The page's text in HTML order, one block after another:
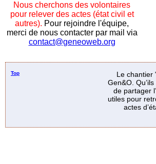
Nous cherchons des volontaires
pour relever des actes (état civil et
autres). Pour rejoindre l'équipe,
merci de nous contacter par mail via
contact@geneoweb.org
Top
Le chantier
Gen&O.
de partager
utiles pour
actes